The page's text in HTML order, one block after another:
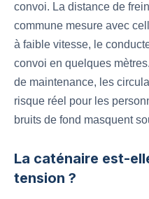
convoi. La distance de
commune mesure avec
à faible vitesse, le
convoi en quelques
de maintenance, les
risque réel pour les
bruits de fond masquent
La caténaire est-
tension ?